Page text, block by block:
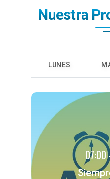
Nuestra
LUNES
07:00